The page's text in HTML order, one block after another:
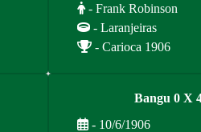
- Frank Robinson
- Laranjeiras
- Carioca 1906
Bangu 0 X
- 10/6/1906